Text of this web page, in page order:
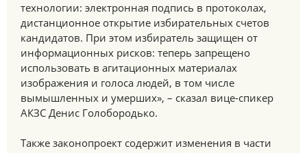
технологии: электронная подпись в протоколах,
дистанционное открытие избирательных счетов
кандидатов. При этом избиратель защищен от
информационных рисков: теперь запрещено
использовать в агитационных материалах
изображения и голоса людей, в том числе
вымышленных и умерших», – сказал вице-спикер
АКЗС Денис Голобородько.
Также законопроект содержит изменения в части